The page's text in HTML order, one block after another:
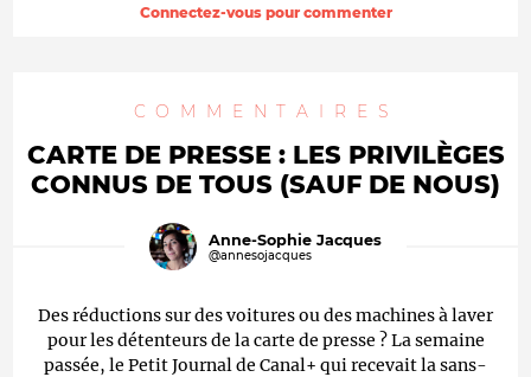
Connectez-vous pour commenter
COMMENTAIRES
CARTE DE PRESSE : LES PRIVILÈGES
CONNUS DE TOUS (SAUF DE NOUS)
Anne-Sophie Jacques
@annesojacques
Des réductions sur des voitures ou des machines à laver
pour les détenteurs de la carte de presse ? La semaine
passée, le Petit Journal de Canal+ qui recevait la sans-